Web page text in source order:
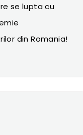
se lupta cu
din Romania!